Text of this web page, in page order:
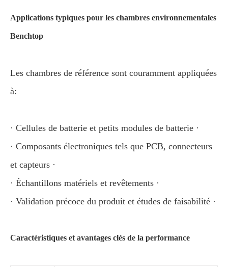
Applications typiques pour les chambres environnementales
Benchtop
Les chambres de référence sont couramment appliquées
à:
· Cellules de batterie et petits modules de batterie ·
· Composants électroniques tels que PCB, connecteurs
et capteurs ·
· Échantillons matériels et revêtements ·
· Validation précoce du produit et études de faisabilité ·
Caractéristiques et avantages clés de la performance